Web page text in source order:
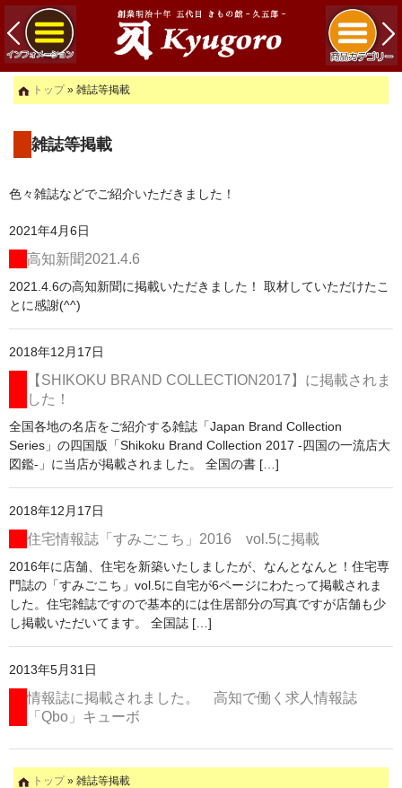
トップ» 雑誌等掲載
雑誌等掲載
色々雑誌などでご紹介いただきました！
2021年4月6日
高知新聞2021.4.6
2021.4.6の高知新聞に掲載いただきました！ 取材していただけたこ
とに感謝(^^)
2018年12月17日
【SHIKOKU BRAND COLLECTION2017】に掲載されま
した！
全国各地の名店をご紹介する雑誌「Japan Brand Collection
Series」の四国版「Shikoku Brand Collection 2017 -四国の一流店大
図鑑-」に当店が掲載されました。 全国の書 […]
2018年12月17日
住宅情報誌「すみごこち」2016 vol.5に掲載
2016年に店舗、住宅を新築いたしましたが、なんとなんと！住宅専
門誌の「すみごこち」vol.5に自宅が6ページにわたって掲載されま
した。住宅雑誌ですので基本的には住居部分の写真ですが店舗も少
し掲載いただいてます。 全国誌 […]
2013年5月31日
情報誌に掲載されました。 高知で働く求人情報誌
「Qbo」キューボ
トップ» 雑誌等掲載